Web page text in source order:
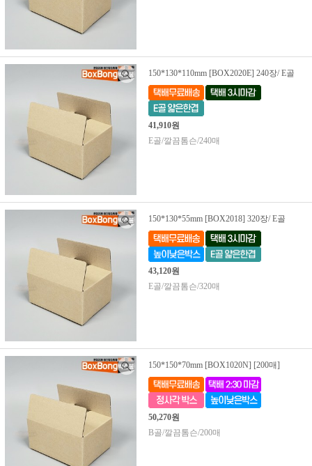
150*130*110mm [BOX2020E] 240장/ E골
41,910원
E골/깔끔톰슨/240매
150*130*55mm [BOX2018] 320장/ E골
43,120원
E골/깔끔톰슨/320매
150*150*70mm [BOX1020N] [200매]
50,270원
B골/깔끔톰슨/200매